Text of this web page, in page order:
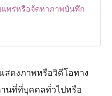
แพร่หรือจัดหาภาพบันทึก
สดงภาพหรือวิดีโอทาง
นที่ที่บุคคลทั่วไปหรือ